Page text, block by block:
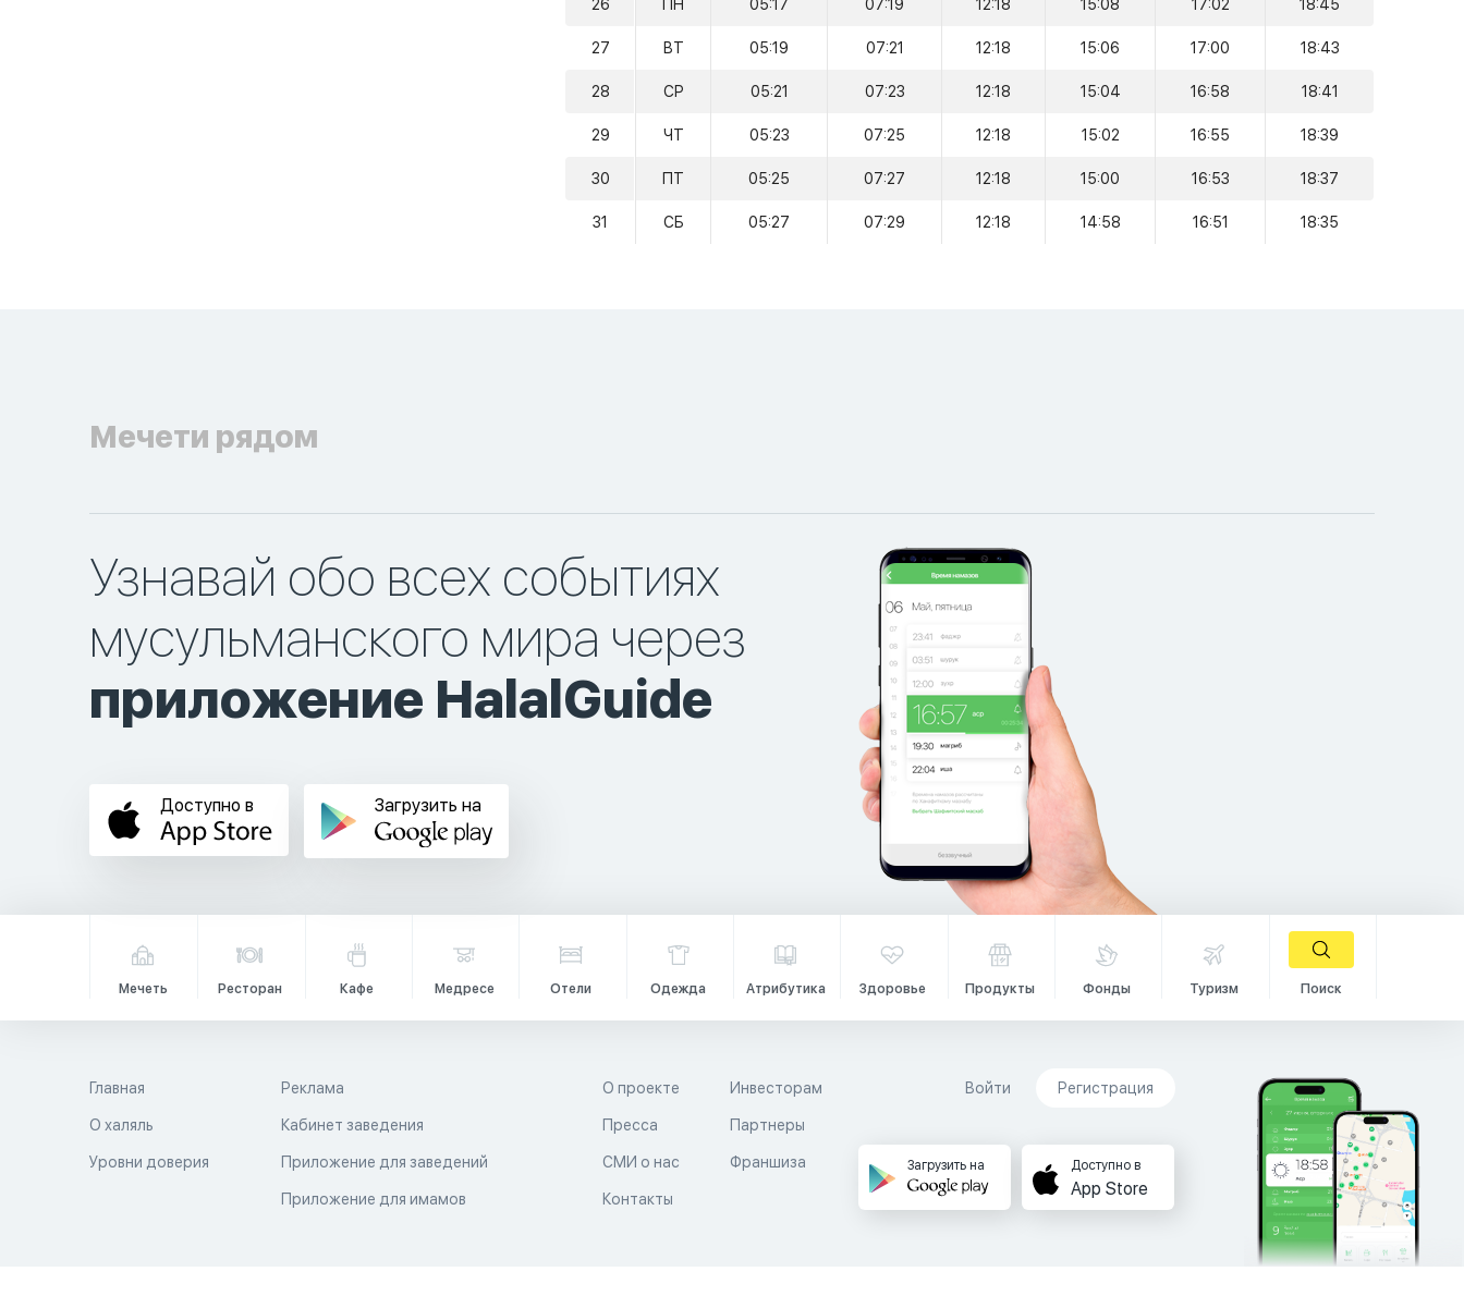
26 ПН 05:17 07:19 12:18 15:08 17:02 18:45
27 ВТ 05:19 07:21 12:18 15:06 17:00 18:43
28 СР 05:21 07:23 12:18 15:04 16:58 18:41
29 ЧТ 05:23 07:25 12:18 15:02 16:55 18:39
30 ПТ 05:25 07:27 12:18 15:00 16:53 18:37
31 СБ 05:27 07:29 12:18 14:58 16:51 18:35
Мечети рядом
Узнавай обо всех событиях
мусульманского мира через
приложение HalalGuide
Доступно в Загрузить на
Мечеть Ресторан Кафе Медресе Отели Одежда Атрибутика Здоровье Продукты Фонды Туризм Поиск
Главная
О халяль
Уровни доверия
Реклама
Кабинет заведения
Приложение для заведений
Приложение для имамов
О проекте
Пресса
СМИ о нас
Контакты
Инвесторам
Партнеры
Франшиза
Войти Регистрация
Загрузить на Доступно в
App Store